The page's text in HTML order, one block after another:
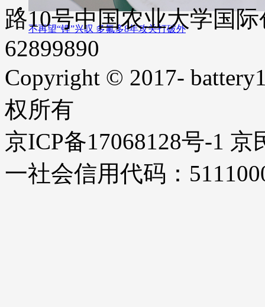
不再望“锂”兴叹 多氟多8年攻关打破外
路10号中国农业大学国
62899890
Copyright © 2017-
权所有
京ICP备17068128号-1
一社会信用代码：